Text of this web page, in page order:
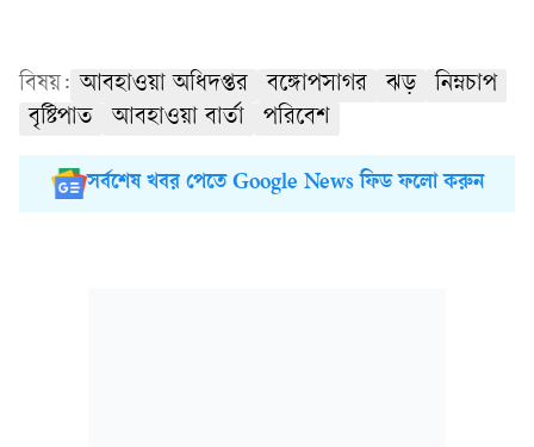
বিষয়: আবহাওয়া অধিদপ্তর বঙ্গোপসাগর ঝড়
নিম্নচাপ
বৃষ্টিপাত
আবহাওয়া বার্তা পরিবেশ
সর্বশেষ খবর পেতে Google News ফিড ফলো করুন